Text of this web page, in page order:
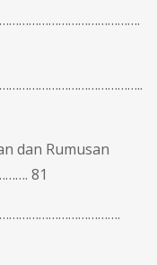
dan Rumusan
81